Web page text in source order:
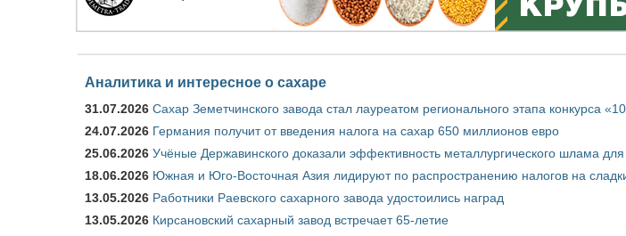
Аналитика и интересное о сахаре
31.07.2026 Сахар Земетчинского завода стал лауреатом регионального этапа конкурса
24.07.2026 Германия получит от введения налога на сахар 650 миллионов евро
25.06.2026 Учёные Державинского доказали эффективность металлургического шлама
18.06.2026 Южная и Юго-Восточная Азия лидируют по распространению налогов на
13.05.2026 Работники Раевского сахарного завода удостоились наград
13.05.2026 Кирсановский сахарный завод встречает 65-летие